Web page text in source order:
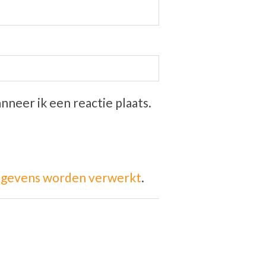
ik een reactie plaats.
worden verwerkt.